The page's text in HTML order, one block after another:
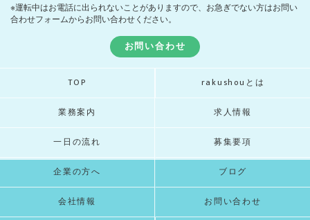
※運転中はお電話に出られないことがありますので、お急ぎでない方はお問い
合わせフォームからお問い合わせください。
お問い合わせ
TOP rakushouとは
業務案内 求人情報
一日の流れ 募集要項
企業の方へ ブログ
会社情報 お問い合わせ